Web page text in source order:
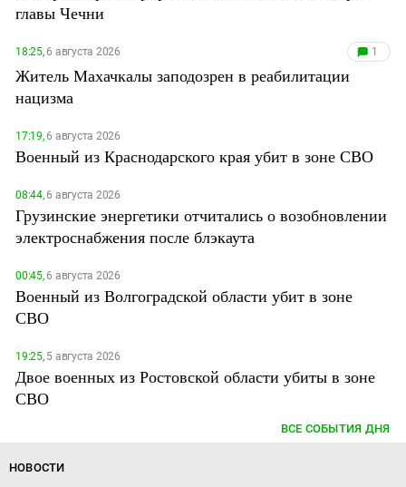
главы Чечни
18:25,6 августа 2026 1
Житель Махачкалы заподозрен в реабилитации
нацизма
17:19,6 августа 2026
Военный из Краснодарского края убит в зоне СВО
08:44,6 августа 2026
Грузинские энергетики отчитались о возобновлении
электроснабжения после блэкаута
00:45,6 августа 2026
Военный из Волгоградской области убит в зоне
СВО
19:25,5 августа 2026
Двое военных из Ростовской области убиты в зоне
СВО
ВСЕ СОБЫТИЯ ДНЯ
НОВОСТИ